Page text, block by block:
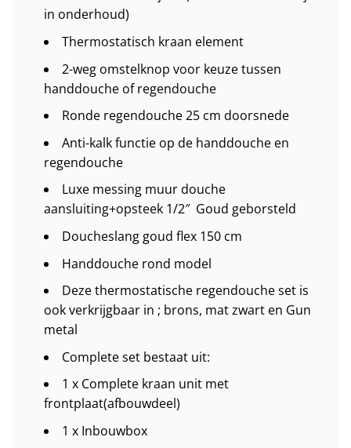
in onderhoud)
Thermostatisch kraan element
2-weg omstelknop voor keuze tussen
handdouche of regendouche
Ronde regendouche 25 cm doorsnede
Anti-kalk functie op de handdouche en
regendouche
Luxe messing muur douche
aansluiting+opsteek 1/2″ Goud geborsteld
Doucheslang goud flex 150 cm
Handdouche rond model
Deze thermostatische regendouche set is
ook verkrijgbaar in ; brons, mat zwart en Gun
metal
Complete set bestaat uit:
1 x Complete kraan unit met
frontplaat(afbouwdeel)
1 x Inbouwbox